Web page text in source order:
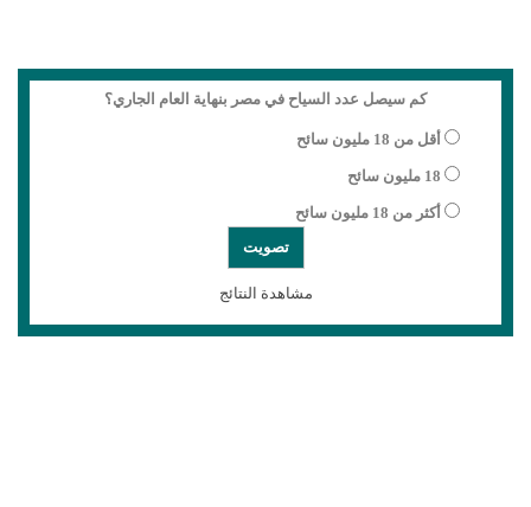
كم سيصل عدد السياح في مصر بنهاية العام الجاري؟
أقل من 18 مليون سائح
18 مليون سائح
أكثر من 18 مليون سائح
مشاهدة النتائج